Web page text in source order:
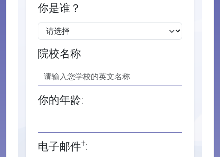
你是谁？
院校名称
你的年龄:
电子邮件†: